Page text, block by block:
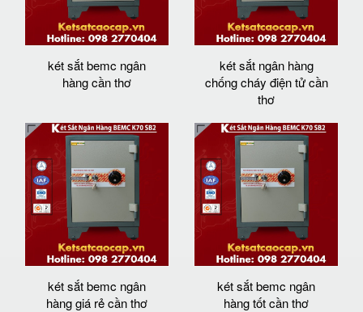
két sắt bemc ngân
hàng cần thơ
két sắt ngân hàng
chống cháy điện tử cần
thơ
két sắt bemc ngân
hàng giá rẻ cần thơ
két sắt bemc ngân
hàng tốt cần thơ